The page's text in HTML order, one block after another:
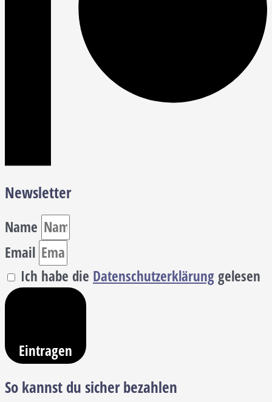
Newsletter
Name
Email
Ich habe die Datenschutzerklärunggelesen
Eintragen
So kannst du sicher bezahlen